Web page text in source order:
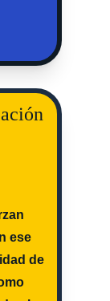
ese
de